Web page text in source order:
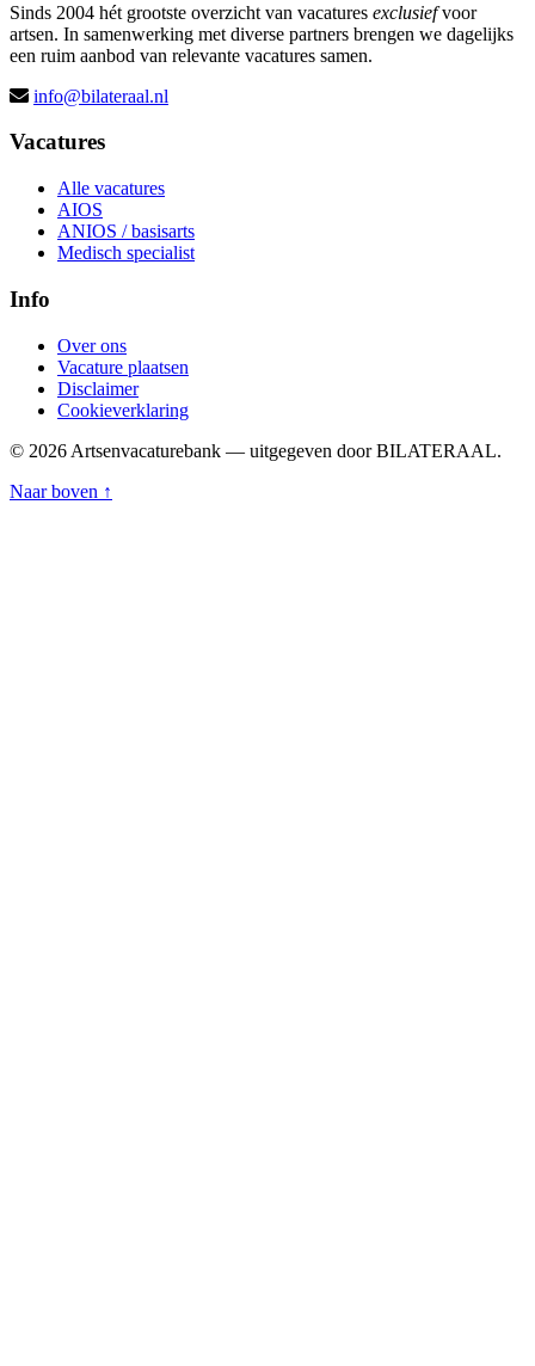
Sinds 2004 hét grootste overzicht van vacatures exclusiefvoor
artsen. In samenwerking met diverse partners brengen we dagelijks
een ruim aanbod van relevante vacatures samen.
info@bilateraal.nl
Vacatures
Alle vacatures
AIOS
ANIOS / basisarts
Medisch specialist
Info
Over ons
Vacature plaatsen
Disclaimer
Cookieverklaring
© 2026 Artsenvacaturebank — uitgegeven door BILATERAAL.
Naar boven ↑